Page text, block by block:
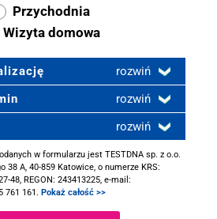
Przychodnia
Wizyta domowa
rozwiń
rozwiń
rozwiń
w formularzu jest TESTDNA sp. z o.o.
38 A, 40-859 Katowice, o numerze KRS:
48, REGON: 243413225, e-mail:
761 161. Pokaż całość >>